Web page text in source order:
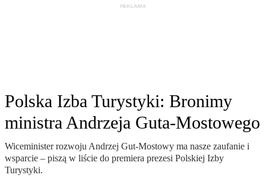
Polska Izba Turystyki: Bronimy
ministra Andrzeja Guta-Mostowego
Wiceminister rozwoju Andrzej Gut-Mostowy ma nasze zaufanie i
wsparcie – piszą w liście do premiera prezesi Polskiej Izby
Turystyki.